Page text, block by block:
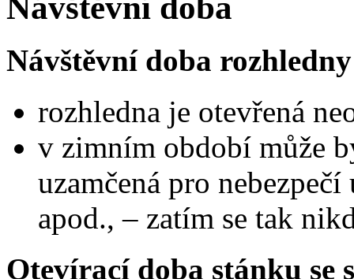
Návštěvní doba
Návštěvní doba
rozhledna je otevřená
v zimním období může
uzamčená pro
apod., – zatím se tak
Otevírací doba stánku se